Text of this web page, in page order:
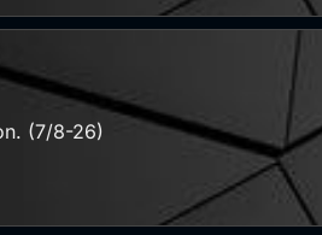
(7/8-26)